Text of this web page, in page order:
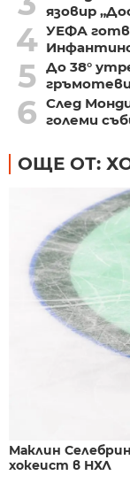
язовир
4 УЕФА
5 До 38°
6 След
големи
ОЩЕ ОТ:
Маклин
хокеист в НХЛ